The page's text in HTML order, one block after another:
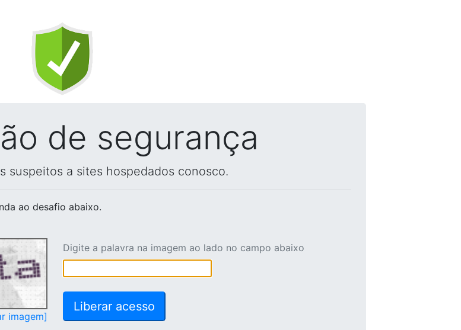
de segurança
suspeitos a sites hospedados conosco.
ao desafio abaixo.
imagem]
Digite a palavra na imagem ao lado no campo abaixo